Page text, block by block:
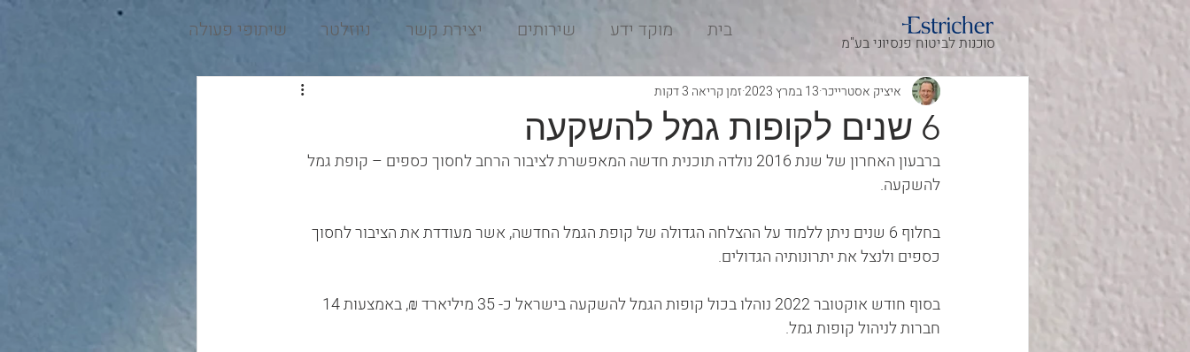
בית מוקד ידע שירותים יצירת קשר ניוזלטר שיתופי פעולה
סוכנות לביטוח פנסיוני בע"מ
6 שנים לקופות גמל להשקעה
איציק אסטרייכר13 במרץ 2023 זמן קריאה 3 דקות
ברבעון האחרון של שנת 2016 נולדה תוכנית חדשה המאפשרת לציבור הרחב לחסוך כספים – קופת גמל
להשקעה.
בחלוף 6 שנים ניתן ללמוד על ההצלחה הגדולה של קופת הגמל החדשה, אשר מעודדת את הציבור לחסוך
כספים ולנצל את יתרונותיה הגדולים.
חברות לניהול קופות גמל.